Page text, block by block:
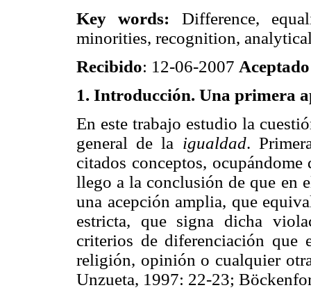
Key words: Difference,
minorities, recognition,
Recibido: 12-06-2007 Aceptado
1. Introducción. Una primera
En este trabajo estudio la
general de la igualdad.
citados conceptos,
llego a la conclusión de que en
una acepción amplia, que
estricta, que signa dicha
criterios de diferenciación que
religión, opinión o cualquier
Unzueta, 1997: 22-23;